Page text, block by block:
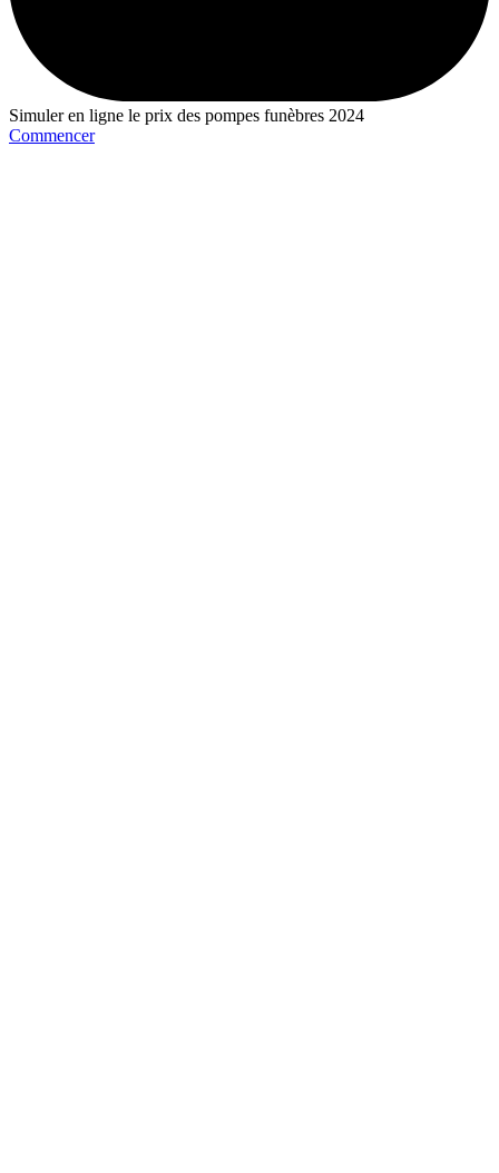
Simuler en ligne le prix des pompes funèbres 2024
Commencer